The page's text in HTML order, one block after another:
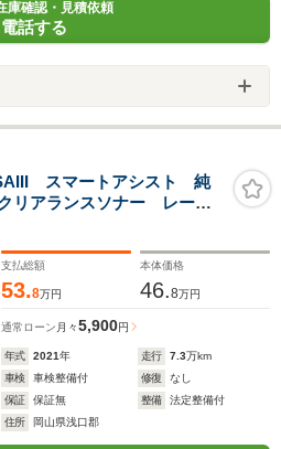
庫確認・見積依頼
電話する
スマートアシスト 純
アランスソナー レーン
ックハイビーム キーレス
ドリングストップ オー
煙車
支払総額
53.8万円
本体価格
46.8万円
通常ローン 月々5,900円
年式 2021年 走行 7.3万km
車検
車検整備付 修復
なし
保証
保証無 整備
法定整備付
住所
岡山県浅口郡